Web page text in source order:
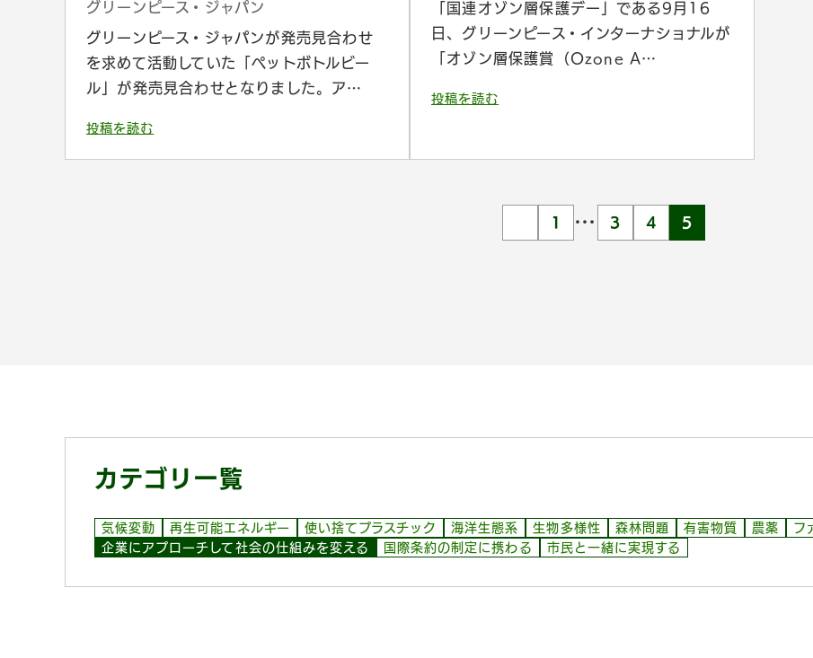
グリーンピース・ジャパン
グリーンピース・ジャパンが発売見合わせ
を求めて活動していた「ペットボトルビー
ル」が発売見合わせとなりました。ア…
投稿を読む
「国連オゾン層保護デー」である9月16
日、グリーンピース・インターナショナルが
「オゾン層保護賞（Ozone A…
投稿を読む
1 … 3 4 5
カテゴリ一覧
気候変動 再生可能エネルギー 使い捨てプラスチック 海洋生態系 生物多様性 森林問題 有害物質 農薬 フ
企業にアプローチして社会の仕組みを変える
国際条約の制定に携わる 市民と一緒に実現する